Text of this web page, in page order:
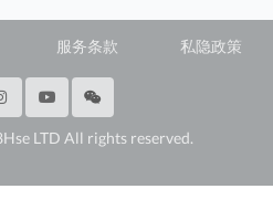
服务条款 私隐政策
LTD All rights reserved.